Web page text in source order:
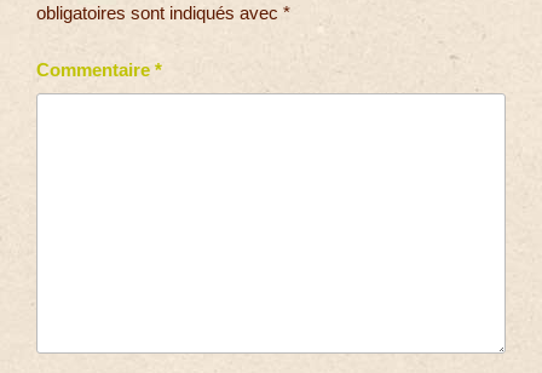
obligatoires sont indiqués avec *
Commentaire *